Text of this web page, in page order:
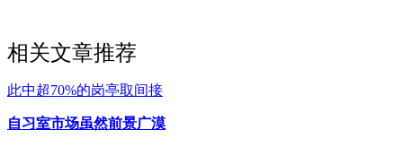
相关文章推荐
此中超70%的岗亭取间接
自习室市场虽然前景广漠